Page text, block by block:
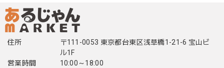
住所
〒111-0053 東京都台東区浅草橋1-21-6 宝山ビ
ル1F
営業時間
10:00～18:00